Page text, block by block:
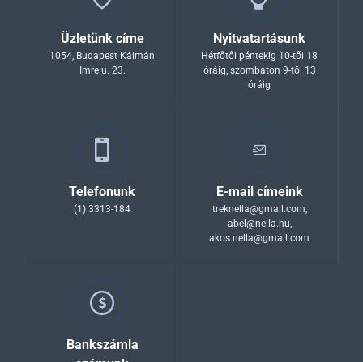
Üzletünk címe
1054, Budapest Kálmán
Imre u. 23.
Nyitvatartásunk
Hétfőtől péntekig 10-től 18
óráig, szombaton 9-től 13
óráig
Telefonunk
(1) 3313-184
E-mail címeink
treknella@gmail.com,
abel@nella.hu,
akos.nella@gmail.com
Bankszámla